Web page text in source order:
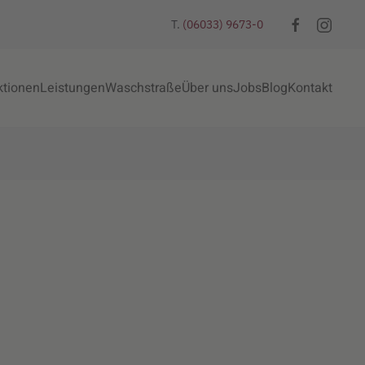
T. (06033) 9673-0
LeistungenWaschstraßeÜber unsJobsBlogKontakt